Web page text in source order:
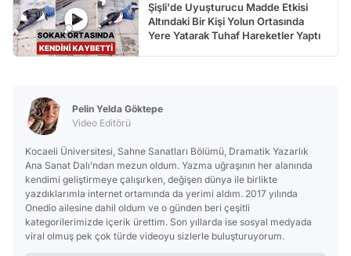
Şişli'de Uyuşturucu Madde Etkisi
Altındaki Bir Kişi Yolun Ortasında
Yere Yatarak Tuhaf Hareketler Yaptı
Pelin Yelda Göktepe
Video Editörü
Kocaeli Üniversitesi, Sahne Sanatları Bölümü, Dramatik Yazarlık
Ana Sanat Dalı’ndan mezun oldum. Yazma uğraşının her alanında
kendimi geliştirmeye çalışırken, değişen dünya ile birlikte
yazdıklarımla internet ortamında da yerimi aldım. 2017 yılında
Onedio ailesine dahil oldum ve o günden beri çeşitli
kategorilerimizde içerik ürettim. Son yıllarda ise sosyal medyada
viral olmuş pek çok türde videoyu sizlerle buluşturuyorum.